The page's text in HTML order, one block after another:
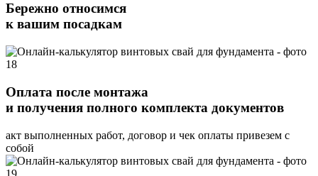
Бережно относимся
к вашим посадкам
Оплата после монтажа
и получения полного комплекта документов
акт выполненных работ, договор и чек оплаты привезем с
собой